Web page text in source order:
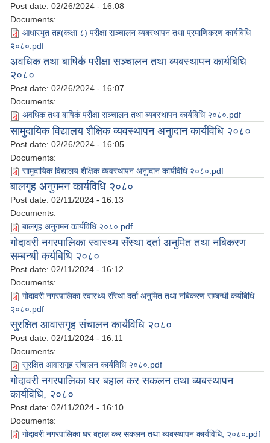
Post date: 02/26/2024 - 16:08
Documents:
आधारभुत तह(कक्षा ८) परीक्षा सञ्चालन ब्यबस्थापन तथा प्रमाणिकरण कार्यबिधि
२०८०.pdf
अवधिक तथा बाषिर्क परीक्षा सञ्चालन तथा ब्यबस्थापन कार्यबिधि
२०८०
Post date: 02/26/2024 - 16:07
Documents:
अवधिक तथा बाषिर्क परीक्षा सञ्चालन तथा ब्यबस्थापन कार्यबिधि २०८०.pdf
सामुदायिक विद्यालय शैक्षिक व्यवस्थापन अनुादान कार्यविधि २०८०
Post date: 02/26/2024 - 16:05
Documents:
सामुदायिक विद्यालय शैक्षिक व्यवस्थापन अनुादान कार्यविधि २०८०.pdf
बालगृह अनुगमन कार्यविधि २०८०
Post date: 02/11/2024 - 16:13
Documents:
बालगृह अनुगमन कार्यविधि २०८०.pdf
गोदावरी नगरपालिका स्वास्थ्य सँस्था दर्ता अनुमित तथा नबिकरण
सम्बन्धी कर्यबिधि २०८०
Post date: 02/11/2024 - 16:12
Documents:
गोदावरी नगरपालिका स्वास्थ्य सँस्था दर्ता अनुमित तथा नबिकरण सम्बन्धी कर्यबिधि
२०८०.pdf
सुरक्षित आवासगृह संचालन कार्यविधि २०८०
Post date: 02/11/2024 - 16:11
Documents:
सुरक्षित आवासगृह संचालन कार्यविधि २०८०.pdf
गोदावरी नगरपालिका घर बहाल कर स‌कलन तथा ब्यबस्थापन
कार्यविधि, २०८०
Post date: 02/11/2024 - 16:10
Documents:
गोदावरी नगरपालिका घर बहाल कर स‌कलन तथा ब्यबस्थापन कार्यविधि, २०८०.pdf